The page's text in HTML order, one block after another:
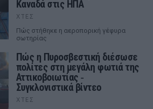
Καναδά στις ΗΠΑ
ΧΤΕΣ
Πώς στήθηκε η αεροπορική γέφυρα
σωτηρίας
Πώς η Πυροσβεστική διέσωσε
πολίτες στη μεγάλη φωτιά της
Αττικοβοιωτίας ‑
Συγκλονιστικά βίντεο
ΧΤΕΣ